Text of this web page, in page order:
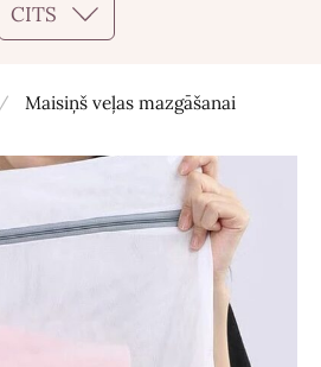
CITS
Maisiņš veļas mazgāšanai